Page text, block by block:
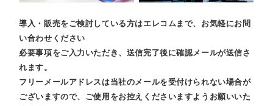
導入・販売をご検討している方はエレコムまで、お気軽にお問
い合わせください
必要事項をご入力いただき、送信完了後に確認メールが送信さ
れます。
フリーメールアドレスは当社のメールを受付けられない場合が
ございますので、ご使用をお控えくださいますようお願いいた